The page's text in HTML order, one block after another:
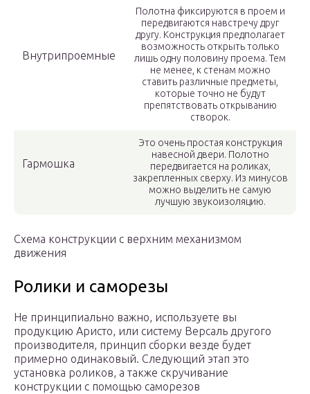
Внутрипроемные
Полотна фиксируются в проем и
передвигаются навстречу друг
другу. Конструкция предполагает
возможность открыть только
лишь одну половину проема. Тем
не менее, к стенам можно
ставить различные предметы,
которые точно не будут
препятствовать открыванию
створок.
Гармошка
Это очень простая конструкция
навесной двери. Полотно
передвигается на роликах,
закрепленных сверху. Из минусов
можно выделить не самую
лучшую звукоизоляцию.
Схема конструкции с верхним механизмом
движения
Ролики и саморезы
Не принципиально важно, используете вы
продукцию Аристо, или систему Версаль другого
производителя, принцип сборки везде будет
примерно одинаковый. Следующий этап это
установка роликов, а также скручивание
конструкции с помощью саморезов